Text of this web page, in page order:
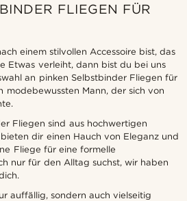
FLIEGEN FÜR
einem stilvollen Accessoire bist, das
Etwas verleiht, dann bist du bei uns
an pinken Selbstbinder Fliegen für
modebewussten Mann, der sich von
Fliegen sind aus hochwertigen
dir einen Hauch von Eleganz und
Fliege für eine formelle
nur für den Alltag suchst, wir haben
auffällig, sondern auch vielseitig